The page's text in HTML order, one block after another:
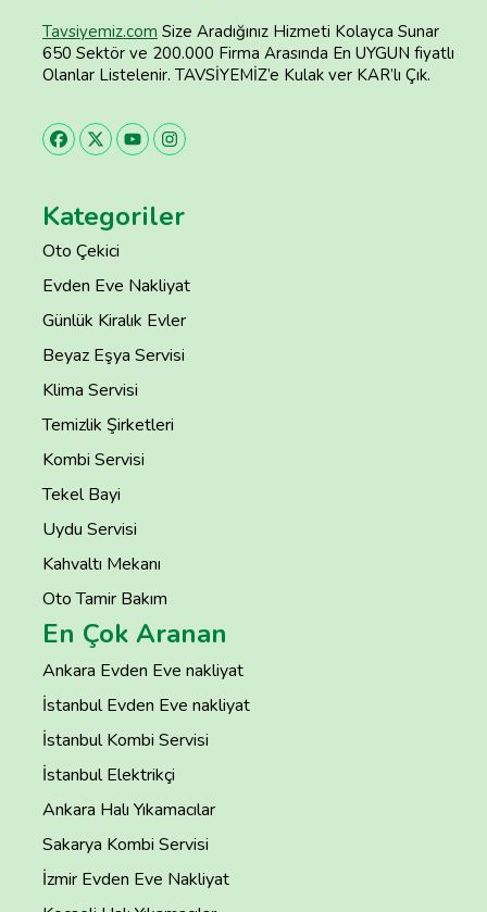
Tavsiyemiz.com Size Aradığınız Hizmeti Kolayca Sunar
650 Sektör ve 200.000 Firma Arasında En UYGUN fiyatlı
Olanlar Listelenir. TAVSİYEMİZ’e Kulak ver KAR’lı Çık.
Kategoriler
Oto Çekici
Evden Eve Nakliyat
Günlük Kiralık Evler
Beyaz Eşya Servisi
Klima Servisi
Temizlik Şirketleri
Kombi Servisi
Tekel Bayi
Uydu Servisi
Kahvaltı Mekanı
Oto Tamir Bakım
En Çok Aranan
Ankara Evden Eve nakliyat
İstanbul Evden Eve nakliyat
İstanbul Kombi Servisi
İstanbul Elektrikçi
Ankara Halı Yıkamacılar
Sakarya Kombi Servisi
İzmir Evden Eve Nakliyat